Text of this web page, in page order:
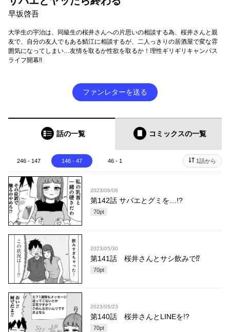
早坂啓吾
大学生の宇治は、同級生の桜井さんへの片思いの相談する為、桜井さんと親
友で、自分の友人でもある鯖江に相談するが、二人っきりの居酒屋で変な雰
囲気になってしまい…友情を取るか性欲を取るか！理性ギリギリキャンパス
ライフ開幕!!
ファンレターを送る
話の一覧 コミックスの一覧
246 - 147 146 - 47 46 - 1 1話から
2023/06/06
第142話 サバエとグミを…!?
70pt
2023/05/30
第141話 桜井さんとサシ飲みで⁉
70pt
2023/05/23
第140話 桜井さんとLINEを!?
70pt